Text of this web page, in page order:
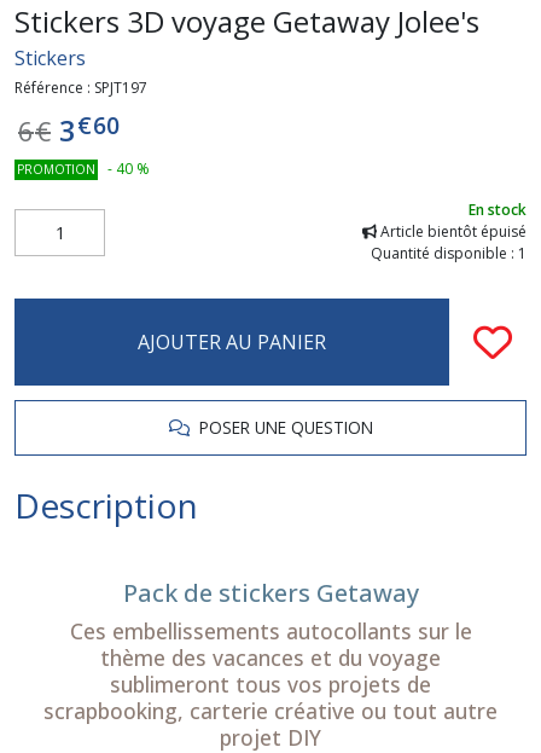
Stickers 3D voyage Getaway Jolee's
Stickers
Référence : SPJT197
6€ 3€60
PROMOTION - 40 %
En stock
Article bientôt épuisé
Quantité disponible : 1
AJOUTER AU PANIER
POSER UNE QUESTION
Description
Pack de stickers Getaway
Ces embellissements autocollants sur le
thème des vacances et du voyage
sublimeront tous vos projets de
scrapbooking, carterie créative ou tout autre
projet DIY